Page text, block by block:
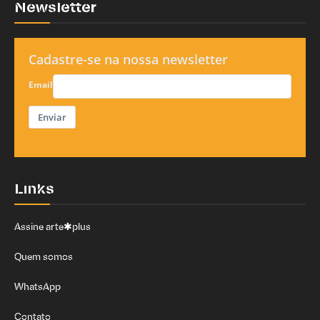
Newsletter
Cadastre-se na nossa newsletter
Email
Enviar
Links
Assine arte✱plus
Quem somos
WhatsApp
Contato